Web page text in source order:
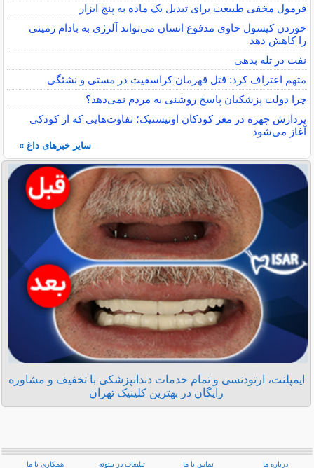
فرمول مخفی طبیعت برای تبدیل یک ماده به پنج ابزار
خوردن کپسول حاوی مدفوع انسان می‌تواند آلرژی به بادام زمینی
را کاهش دهد
نفت در تله بدهی
متهم اعتراف کرد: قتل قهرمان کراسفیت در مستی و نشئگی
چرا دولت پزشکیان پاسخ روشنی به مردم نمی‌دهد؟
پردازش چهره در مغز کودکان اوتیستیک؛ تفاوت‌هایی که از کودکی
آغاز می‌شود
سایر خبرهای داغ »
ایمپلنت، ارتودنسی و تمام خدمات دندانپزشکی با تخفیف و مشاوره
رایگان در بهترین کلینیک تهران
درباره ما تماس با ما تبلیغات در بیتوته همکاری با ما